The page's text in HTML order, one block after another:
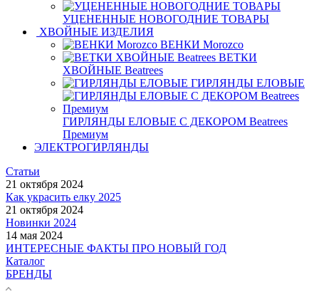
УЦЕНЕННЫЕ НОВОГОДНИЕ ТОВАРЫ
ХВОЙНЫЕ ИЗДЕЛИЯ
ВЕНКИ Morozco
ВЕТКИ
ХВОЙНЫЕ Beatrees
ГИРЛЯНДЫ ЕЛОВЫЕ
ГИРЛЯНДЫ ЕЛОВЫЕ С ДЕКОРОМ Beatrees
Премиум
ЭЛЕКТРОГИРЛЯНДЫ
Статьи
21 октября 2024
Как украсить елку 2025
21 октября 2024
Новинки 2024
14 мая 2024
ИНТЕРЕСНЫЕ ФАКТЫ ПРО НОВЫЙ ГОД
Каталог
БРЕНДЫ